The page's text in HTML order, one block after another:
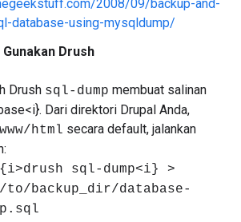
2008/09/backup-and-
database-using-mysqldump/
Gunakan Drush
Drush sql-dump membuat salinan
Dari direktori Drupal Anda,
html secara default, jalankan
sql-dump<i} >
to/backup_dir/database-